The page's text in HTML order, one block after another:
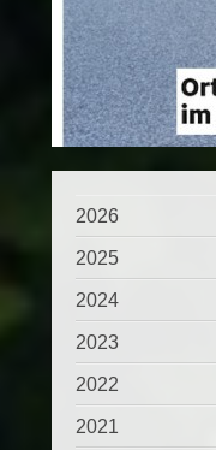
2026
2025
2024
2023
2022
2021